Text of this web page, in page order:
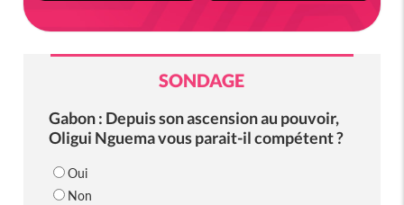
SONDAGE
Gabon : Depuis son ascension au pouvoir,
Oligui Nguema vous parait-il compétent ?
Oui
Non